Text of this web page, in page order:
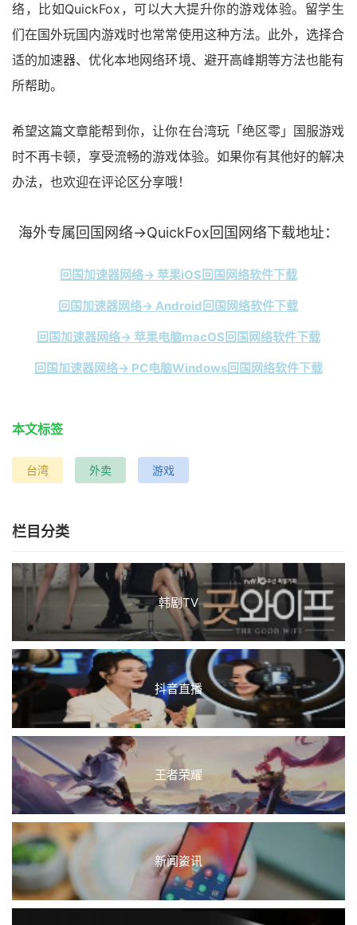
络，比如QuickFox，可以大大提升你的游戏体验。留学生
们在国外玩国内游戏时也常常使用这种方法。此外，选择合
适的加速器、优化本地网络环境、避开高峰期等方法也能有
所帮助。
希望这篇文章能帮到你，让你在台湾玩「绝区零」国服游戏
时不再卡顿，享受流畅的游戏体验。如果你有其他好的解决
办法，也欢迎在评论区分享哦！
海外专属回国网络→QuickFox回国网络下载地址：
回国加速器网络→ 苹果iOS回国网络软件下载
回国加速器网络→ Android回国网络软件下载
回国加速器网络→ 苹果电脑macOS回国网络软件下载
回国加速器网络→ PC电脑Windows回国网络软件下载
本文标签
台湾 外卖 游戏
栏目分类
韩剧TV
抖音直播
王者荣耀
新闻资讯